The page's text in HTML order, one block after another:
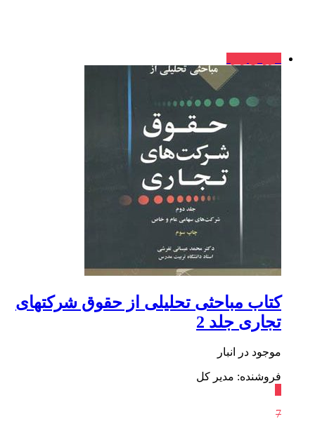
کتاب مباحثی تحلیلی از حقوق شرکتهای
تجاری جلد 2
موجود در انبار
فروشنده: مدیر کل
7